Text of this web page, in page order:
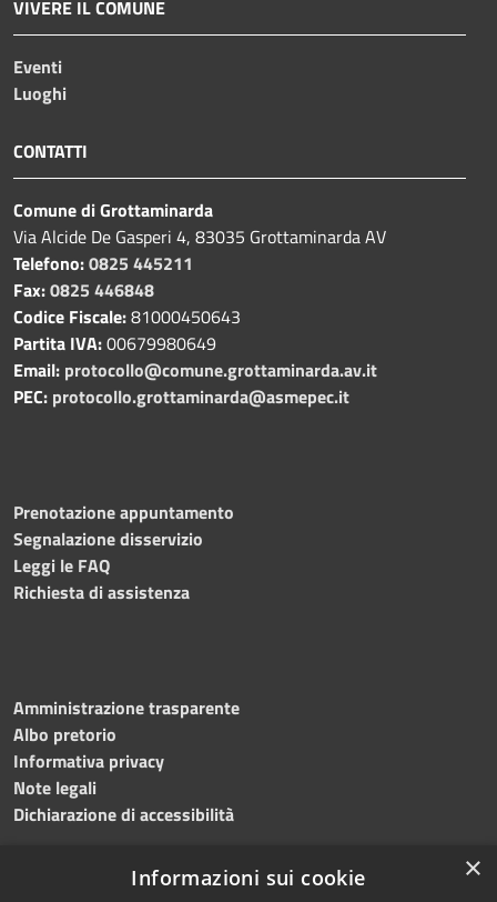
VIVERE IL COMUNE
Eventi
Luoghi
CONTATTI
Comune di Grottaminarda
Via Alcide De Gasperi 4, 83035 Grottaminarda AV
Telefono:0825 445211
Fax:0825 446848
Codice Fiscale:81000450643
Partita IVA:00679980649
Email: protocollo@comune.grottaminarda.av.it
PEC: protocollo.grottaminarda@asmepec.it
Prenotazione appuntamento
Segnalazione disservizio
Leggi le FAQ
Richiesta di assistenza
Amministrazione trasparente
Albo pretorio
Informativa privacy
Note legali
Dichiarazione di accessibilità
×
Informazioni sui cookie